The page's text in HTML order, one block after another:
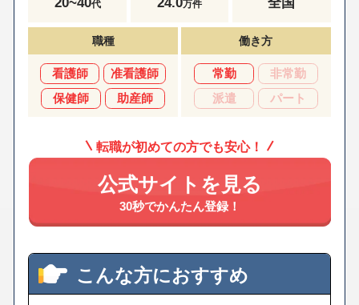
代 万件
職種
看護師
准看護師
保健師
助産師
働き方
常勤
非常勤
派遣
パート
転職が初めての方でも安心！
公式サイトを見る
30秒でかんたん登録！
こんな方におすすめ